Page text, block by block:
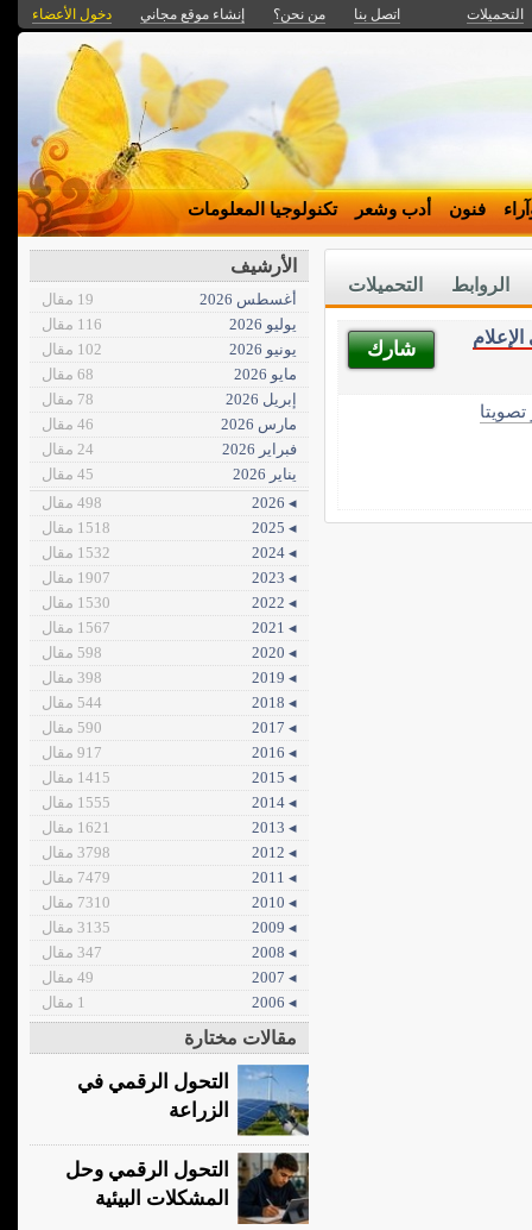
التحميلات اتصل بنا من نحن؟ إنشاء موقع مجاني دخول الأعضاء
فنون أدب وشعر تكنولوجيا المعلومات
التحميلات الروابط
شارك
تصويتا
الأرشيف
أغسطس 2026
19 مقال
يوليو 2026
116 مقال
يونيو 2026
102 مقال
مايو 2026
68 مقال
إبريل 2026
78 مقال
مارس 2026
46 مقال
فبراير 2026
24 مقال
يناير 2026
45 مقال
◂ 2026
498 مقال
◂ 2025
1518 مقال
◂ 2024
1532 مقال
◂ 2023
1907 مقال
◂ 2022
1530 مقال
◂ 2021
1567 مقال
◂ 2020
598 مقال
◂ 2019
398 مقال
◂ 2018
544 مقال
◂ 2017
590 مقال
◂ 2016
917 مقال
◂ 2015
1415 مقال
◂ 2014
1555 مقال
◂ 2013
1621 مقال
◂ 2012
3798 مقال
◂ 2011
7479 مقال
◂ 2010
7310 مقال
◂ 2009
3135 مقال
◂ 2008
347 مقال
◂ 2007
49 مقال
◂ 2006
1 مقال
مقالات مختارة
التحول الرقمي في
الزراعة
التحول الرقمي وحل
المشكلات البيئية